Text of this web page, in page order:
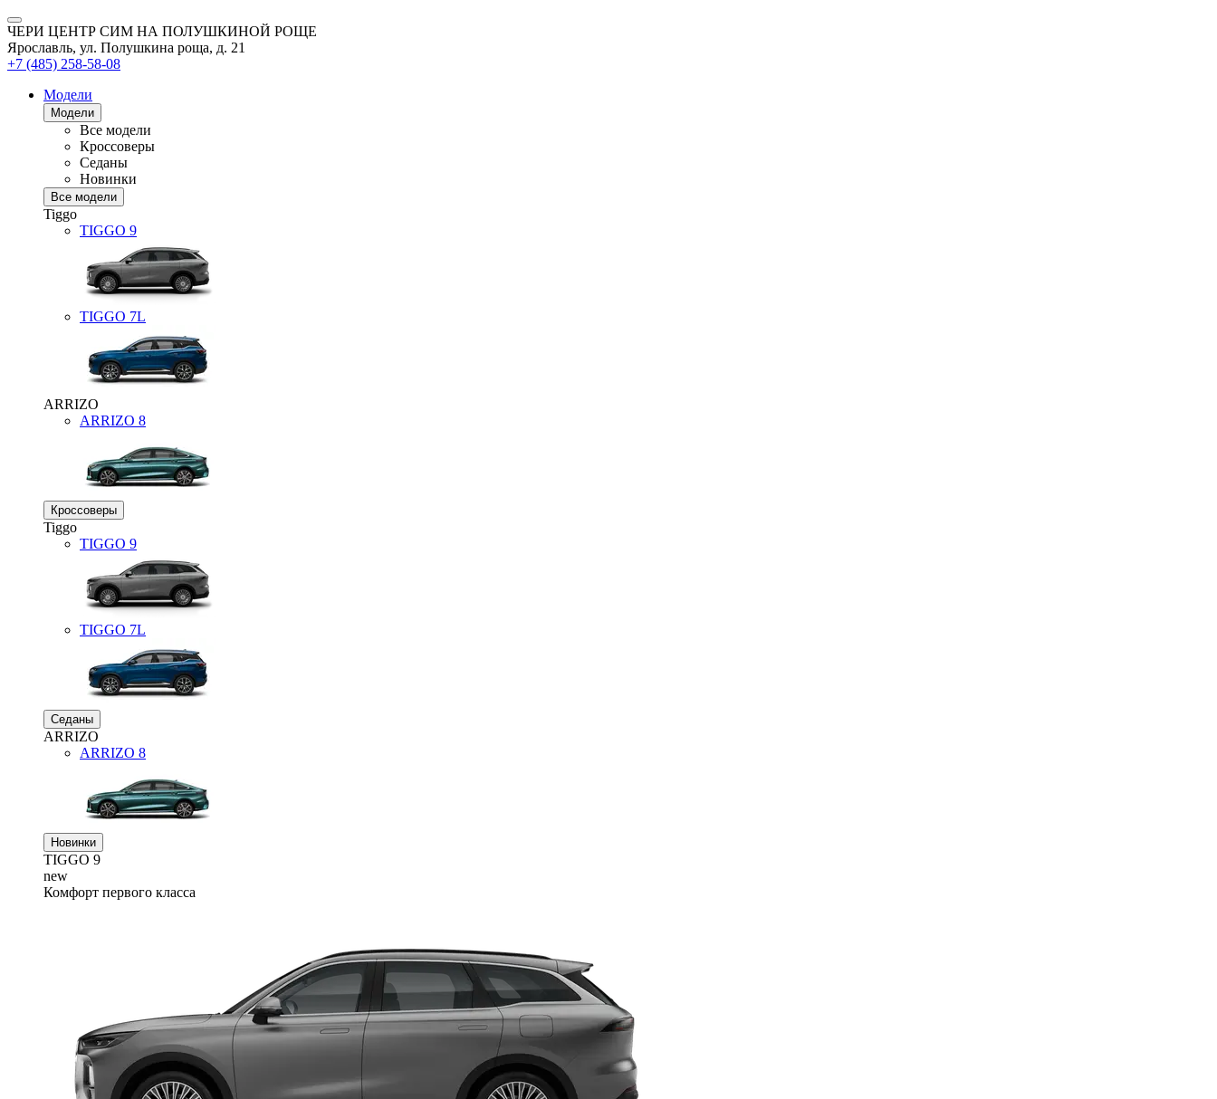
ЧЕРИ ЦЕНТР СИМ НА ПОЛУШКИНОЙ РОЩЕ
Ярославль, ул. Полушкина роща, д. 21
+7 (485) 258-58-08
Модели
Модели
Все модели
Кроссоверы
Седаны
Новинки
Все модели
Tiggo
TIGGO 9
TIGGO 7L
ARRIZO
ARRIZO 8
Кроссоверы
Tiggo
TIGGO 9
TIGGO 7L
Седаны
ARRIZO
ARRIZO 8
Новинки
TIGGO 9
new
Комфорт первого класса